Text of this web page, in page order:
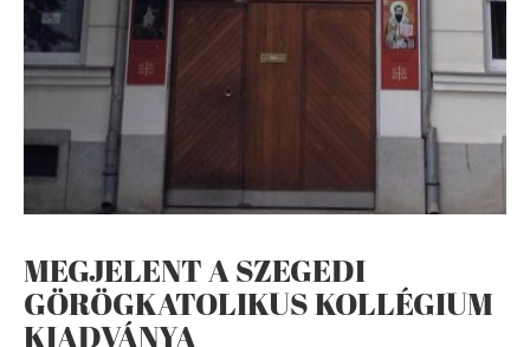
MEGJELENT A SZEGEDI
GÖRÖGKATOLIKUS KOLLÉGIUM
KIADVÁNYA